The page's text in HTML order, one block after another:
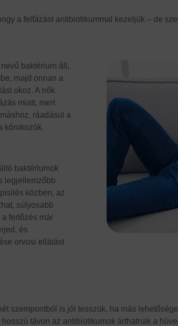
a felfázást antibiotikummal kezeljük – de
baktérium áll,
majd onnan a
okoz. A nők
miatt, mert
ráadásul a
kórokozók.
baktériumok
legjellemzőbb
közben, az
súlyosabb
fertőzés már
és
orvosi ellátást
szempontból is jól tesszük, ha más
távon az antibiotikumok árthatnak a